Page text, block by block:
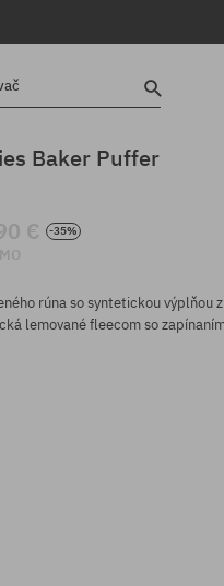
Baker Puffer
€ -35%
rúna so syntetickou výplňou
lemované fleecom so